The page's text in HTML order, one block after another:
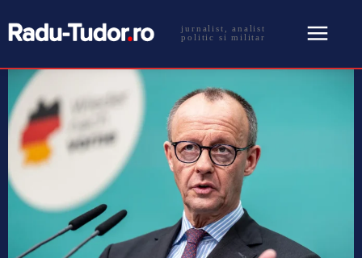
jurnalist, analist
politic si militar